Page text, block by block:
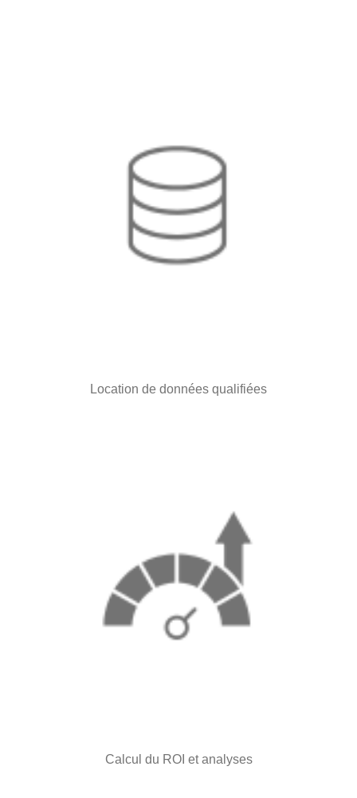
Location de données qualifiées
Calcul du ROI et analyses